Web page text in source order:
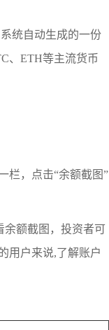
统自动生成的一份
、ETH等主流货币
栏，点击“余额截图”
余额截图，投资者可
用户来说,了解账户